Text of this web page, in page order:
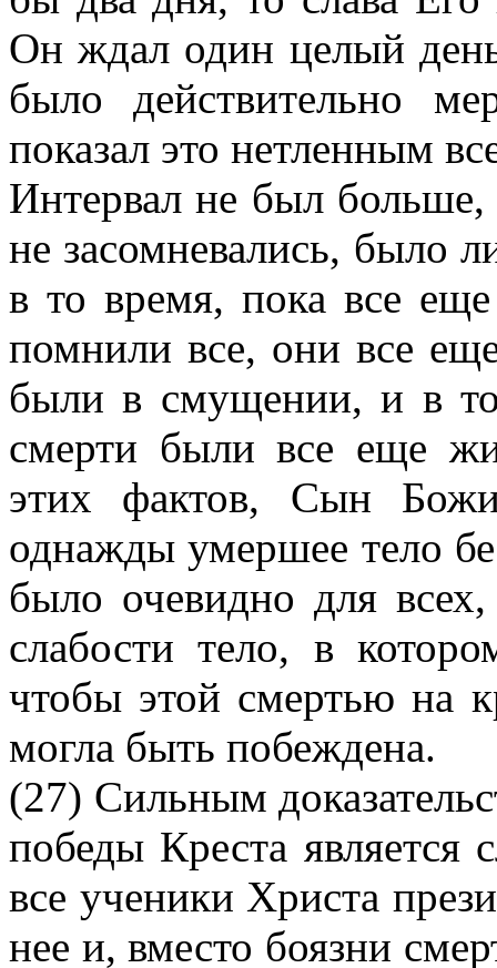
Он ждал один целый
было действительно
показал это нетленным
Интервал не был
не засомневались, было
в то время, пока все
помнили все, они все
были в смущении, и в
смерти были все еще
этих фактов, Сын
однажды умершее тело
было очевидно для
слабости тело, в
чтобы этой смертью на
могла быть побеждена.
(27) Сильным
победы Креста
все ученики Христа
нее и, вместо боязни